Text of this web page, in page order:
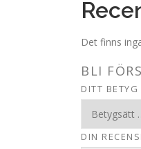
Det finns
BLI
DITT BETYG
DIN